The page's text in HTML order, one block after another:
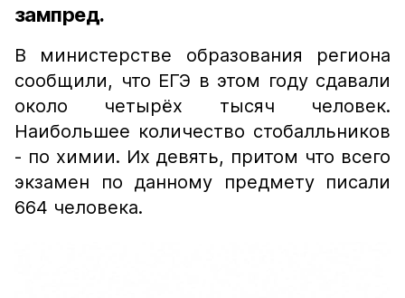
зампред.
В министерстве образования региона
сообщили, что ЕГЭ в этом году сдавали
около четырёх тысяч человек.
Наибольшее количество стобалльников
- по химии. Их девять, притом что всего
экзамен по данному предмету писали
664 человека.